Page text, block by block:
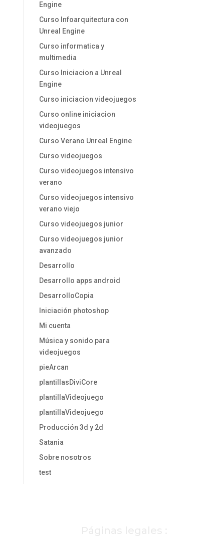
Engine
Curso Infoarquitectura con
Unreal Engine
Curso informatica y
multimedia
Curso Iniciacion a Unreal
Engine
Curso iniciacion videojuegos
Curso online iniciacion
videojuegos
Curso Verano Unreal Engine
Curso videojuegos
Curso videojuegos intensivo
verano
Curso videojuegos intensivo
verano viejo
Curso videojuegos junior
Curso videojuegos junior
avanzado
Desarrollo
Desarrollo apps android
DesarrolloCopia
Iniciación photoshop
Mi cuenta
Música y sonido para
videojuegos
pieArcan
plantillasDiviCore
plantillaVideojuego
plantillaVideojuego
Producción 3d y 2d
Satania
Sobre nosotros
test